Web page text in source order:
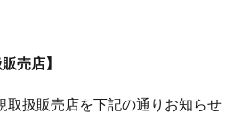
売店】
取扱販売店を下記の通りお知らせ